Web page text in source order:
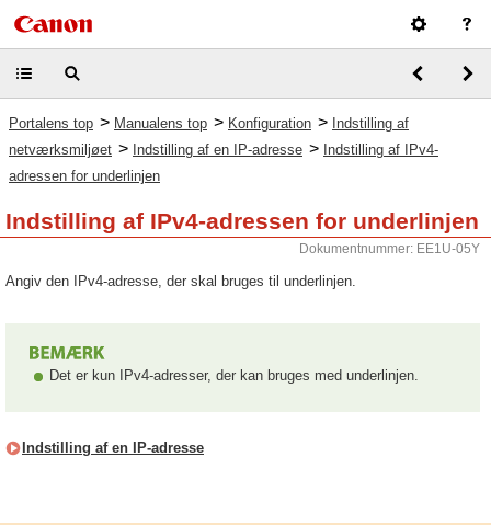
Portalens top > Manualens top > Konfiguration > Indstilling af
netværksmiljøet > Indstilling af en IP-adresse > Indstilling af IPv4-
adressen for underlinjen
Indstilling af IPv4-adressen for underlinjen
Dokumentnummer: EE1U-05Y
Angiv den IPv4-adresse, der skal bruges til underlinjen.
Det er kun IPv4-adresser, der kan bruges med underlinjen.
Indstilling af en IP-adresse